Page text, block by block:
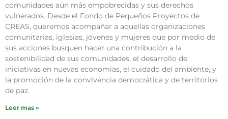
comunidades aún más empobrecidas y sus derechos
vulnerados. Desde el Fondo de Pequeños Proyectos de
CREAS, queremos acompañar a aquellas organizaciones
comunitarias, iglesias, jóvenes y mujeres que por medio de
sus acciones busquen hacer una contribución a la
sostenibilidad de sus comunidades, el desarrollo de
iniciativas en nuevas economías, el cuidado del ambiente, y
la promoción de la convivencia democrática y de territorios
de paz.
Leer mas »